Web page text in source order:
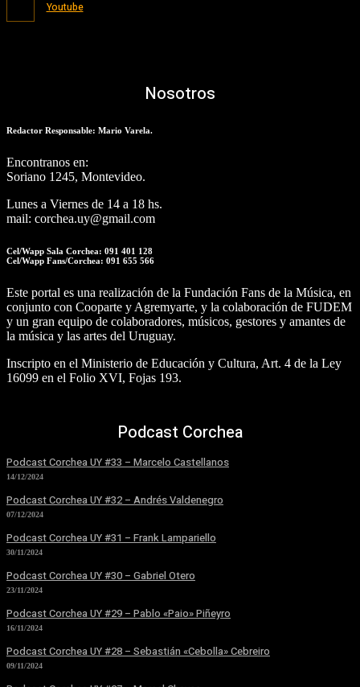
Youtube
Nosotros
Redactor Responsable: Mario Varela.
Encontranos en:
Soriano 1245, Montevideo.
Lunes a Viernes de 14 a 18 hs.
mail: corchea.uy@gmail.com
Cel/Wapp Sala Corchea: 091 401 128
Cel/Wapp Fans/Corchea: 091 655 566
Este portal es una realización de la Fundación Fans de la Música, en
conjunto con Cooparte y Agremyarte, y la colaboración de FUDEM
y un gran equipo de colaboradores, músicos, gestores y amantes de
la música y las artes del Uruguay.
Inscripto en el Ministerio de Educación y Cultura, Art. 4 de la Ley
16099 en el Folio XVI, Fojas 193.
Podcast Corchea
Podcast Corchea UY #33 – Marcelo Castellanos
14/12/2024
Podcast Corchea UY #32 – Andrés Valdenegro
07/12/2024
Podcast Corchea UY #31 – Frank Lampariello
30/11/2024
Podcast Corchea UY #30 – Gabriel Otero
23/11/2024
Podcast Corchea UY #29 – Pablo «Paio» Piñeyro
16/11/2024
Podcast Corchea UY #28 – Sebastián «Cebolla» Cebreiro
09/11/2024